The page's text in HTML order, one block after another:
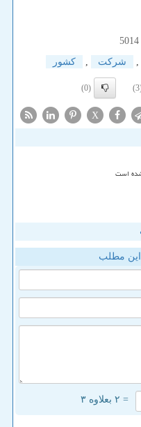
5014
, شركت , كشور
(0)
X
شده است
مطلب
= ۲ بعلاوه ۳